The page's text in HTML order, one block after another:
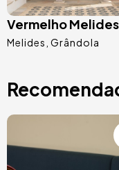
Vermelho Melides
Melides Grândola